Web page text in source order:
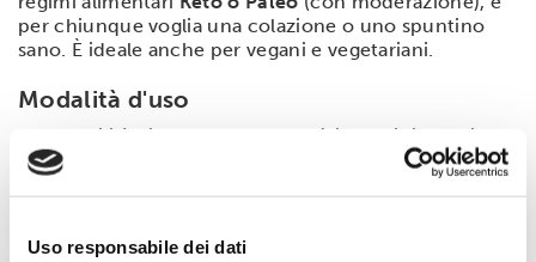
Uso responsabile dei dati
per chiunque voglia una colazione o uno spuntino
sano. È ideale anche per vegani e vegetariani.
Modalità d'uso
La versatilità di questo prodotto è incredibile. Può
essere spalmato su pane integrale, gallette di riso o
fette biscottate. È perfetto come topping su pancake
calorico. Ottimo anche per ricette salate o dolci fit.